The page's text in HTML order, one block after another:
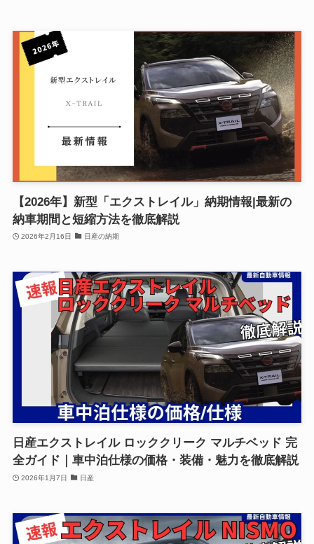
【2026年】新型「エクストレイル」納期情報|最新の
納車期間と短縮方法を徹底解説
2026年2月16日 日産の納期
日産エクストレイル ロッククリーク マルチベッド 完
全ガイド｜車中泊仕様の価格・装備・魅力を徹底解説
2026年1月7日 日産